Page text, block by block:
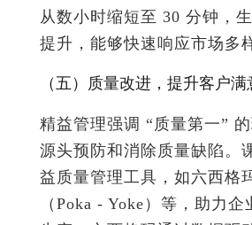
从数小时缩短至 30 分钟，
提升，能够快速响应市场多
（五）质量改进，提升客户满
精益管理强调 “质量第一”
源头预防和消除质量缺陷。
益质量管理工具，如六西格
（Poka - Yoke）等，助力